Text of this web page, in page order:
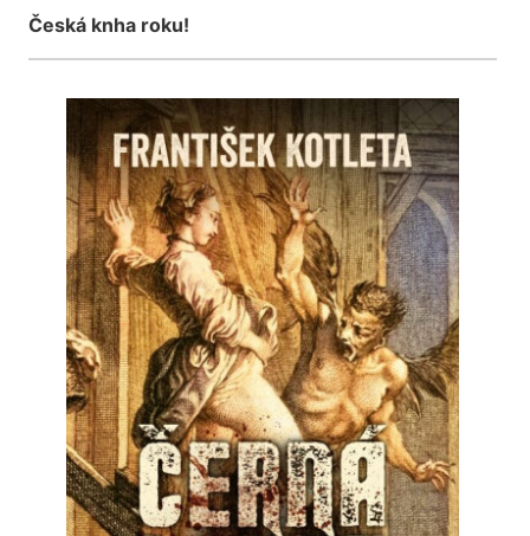
Česká knha roku!